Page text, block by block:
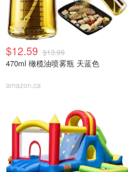
$12.59 $13.99
470ml 橄榄油喷雾瓶 天蓝色
amazon.ca